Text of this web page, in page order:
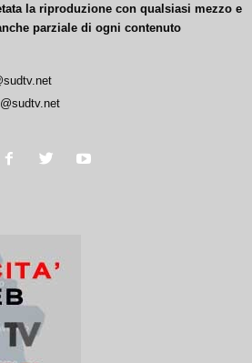
la riproduzione con qualsiasi mezzo e
parziale di ogni contenuto